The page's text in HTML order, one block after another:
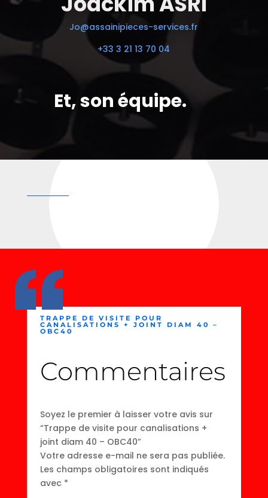
Jo@assainipieces-services.fr
+33 3 21 13 70 04
Et, son équipe.
TRAPPE DE VISITE POUR
CANALISATIONS + JOINT DIAM 40 –
OBC40
Commentaires
Soyez le premier à laisser votre avis sur
“Trappe de visite pour canalisations +
joint diam 40 – OBC40”
Votre adresse e-mail ne sera pas publiée.
Les champs obligatoires sont indiqués
avec *